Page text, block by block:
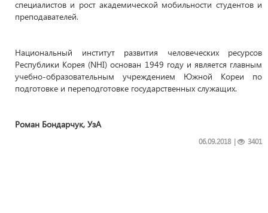
специалистов и рост академической мобильности студентов и
преподавателей.
Национальный институт развития человеческих ресурсов
Республики Корея (NHI) основан 1949 году и является главным
учебно-образовательным учреждением Южной Кореи по
подготовке и переподготовке государственных служащих.
Роман Бондарчук, УзА
| 3401
06.09.2018